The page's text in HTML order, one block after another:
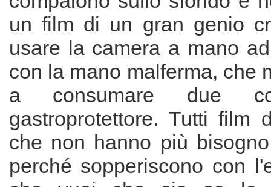
un film di un gran genio
usare la camera a mano
con la mano malferma, che
a consumare due
gastroprotettore. Tutti film
che non hanno più
perché sopperiscono con